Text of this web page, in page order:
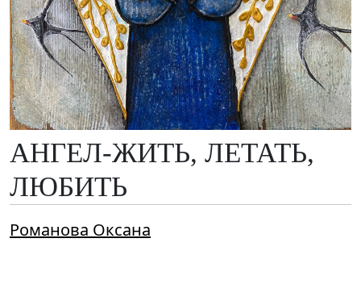
АНГЕЛ-ЖИТЬ, ЛЕТАТЬ,
ЛЮБИТЬ
Романова Оксана